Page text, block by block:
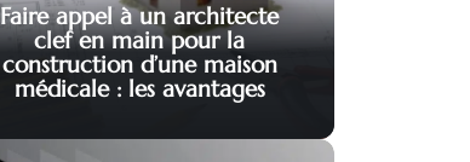
Faire appel à un architecte
clef en main pour la
construction d’une maison
médicale : les avantages